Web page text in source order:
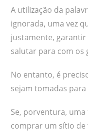
A utilização da
ignorada, uma vez
justamente,
salutar para com os
No entanto, é
sejam tomadas
Se, porventura,
comprar um sítio